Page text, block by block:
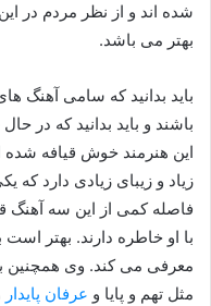
شده اند و از نظر مردم در
بهتر می باشد.
باید بدانید که سامی آهنگ
باشند و باید بدانید که در
این هنرمند خوش قیافه شده
فاصله کمی از این سه آهنگ
با او خاطره دارند. بهتر است
معرفی می کند. وی همچنین
مثل تهم و پایا و عرفان پایدار